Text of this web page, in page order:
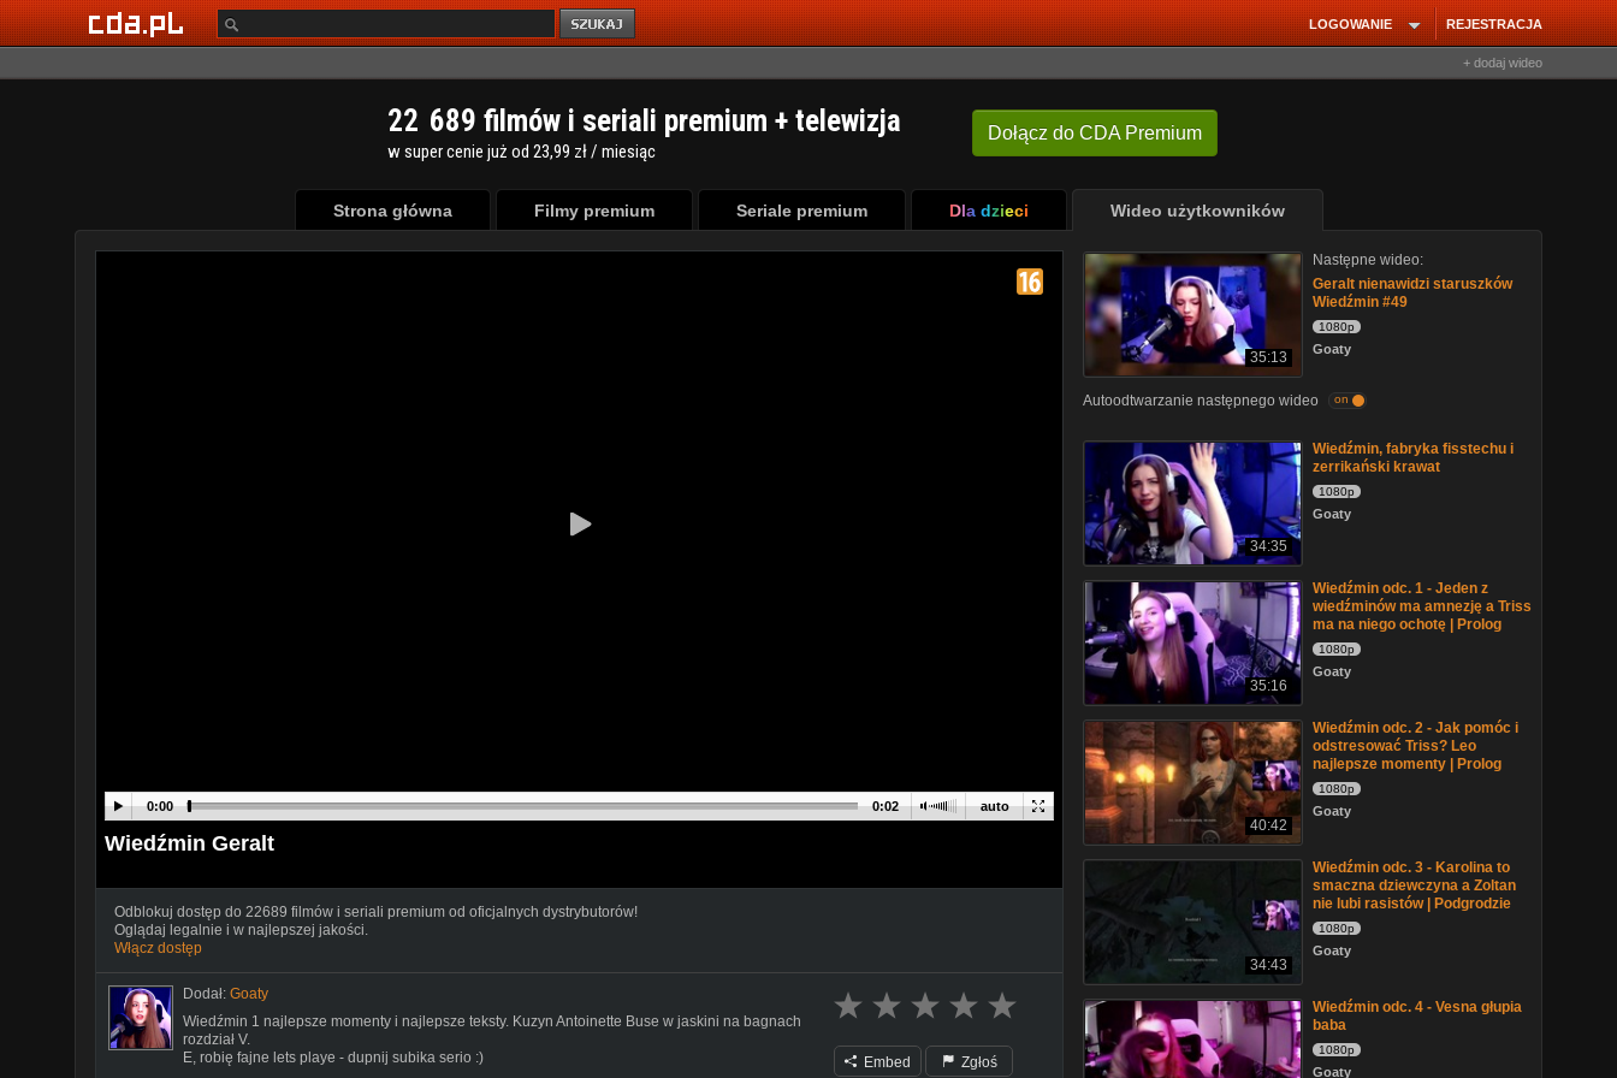
REJESTRACJA
LOGOWANIE
+ dodaj wideo
Dołącz do CDA Premium
22 689 filmów i seriali premium + telewizja
w super cenie już od 23,99 zł / miesiąc
Strona główna Filmy premium Seriale premium Dla dzieci Wideo użytkowników
auto
0:00 0:02
Wiedźmin Geralt
Odblokuj dostęp do 22689 filmów i seriali premium od oficjalnych dystrybutorów!
Oglądaj legalnie i w najlepszej jakości.
Włącz dostęp
Dodał: Goaty
Wiedźmin 1 najlepsze momenty i najlepsze teksty. Kuzyn Antoinette Buse w jaskini na bagnach
rozdział V.
E, robię fajne lets playe - dupnij subika serio :)
Embed Zgłoś
35:13
Następne wideo:
Geralt nienawidzi staruszków
Wiedźmin #49
1080p
Goaty
Autoodtwarzanie następnego wideo on
34:35
Wiedźmin, fabryka fisstechu i
zerrikański krawat
1080p
Goaty
35:16
Wiedźmin odc. 1 - Jeden z
wiedźminów ma amnezję a Triss
ma na niego ochotę | Prolog
1080p
Goaty
40:42
Wiedźmin odc. 2 - Jak pomóc i
odstresować Triss? Leo
najlepsze momenty | Prolog
1080p
Goaty
34:43
Wiedźmin odc. 3 - Karolina to
smaczna dziewczyna a Zoltan
nie lubi rasistów | Podgrodzie
1080p
Goaty
Wiedźmin odc. 4 - Vesna głupia
baba
1080p
Goaty